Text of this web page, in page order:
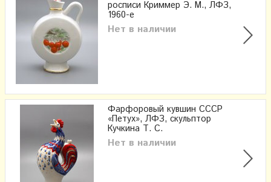
росписи Криммер Э. М., ЛФЗ,
1960-е
Нет в наличии
Фарфоровый кувшин СССР
«Петух», ЛФЗ, скульптор
Кучкина Т. С.
Нет в наличии